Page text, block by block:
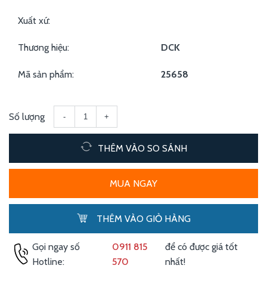
Xuất xứ:
Thương hiệu: DCK
Mã sản phẩm: 25658
Số lượng - +
THÊM VÀO SO SÁNH
MUA NGAY
THÊM VÀO GIỎ HÀNG
Gọi ngay số
Hotline:
0911 815
570
để có được giá tốt
nhất!